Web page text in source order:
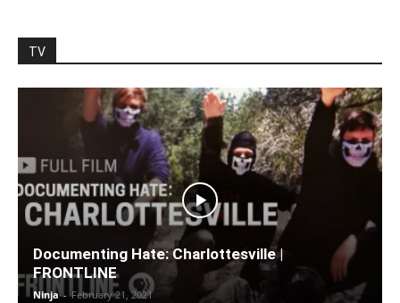
TV
Documenting Hate: Charlottesville |
FRONTLINE
Ninja - February 21, 2021